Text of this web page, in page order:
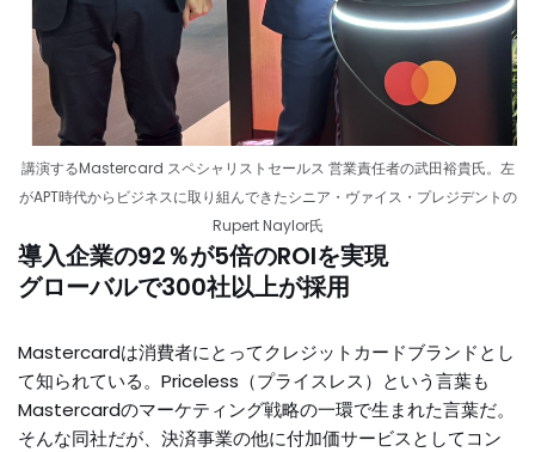
講演するMastercard スペシャリストセールス 営業責任者の武田裕貴氏。左
がAPT時代からビジネスに取り組んできたシニア・ヴァイス・プレジデントの
Rupert Naylor氏
導入企業の92％が5倍のROIを実現
グローバルで300社以上が採用
Mastercardは消費者にとってクレジットカードブランドとし
て知られている。Priceless（プライスレス）という言葉も
Mastercardのマーケティング戦略の一環で生まれた言葉だ。
そんな同社だが、決済事業の他に付加価サービスとしてコン